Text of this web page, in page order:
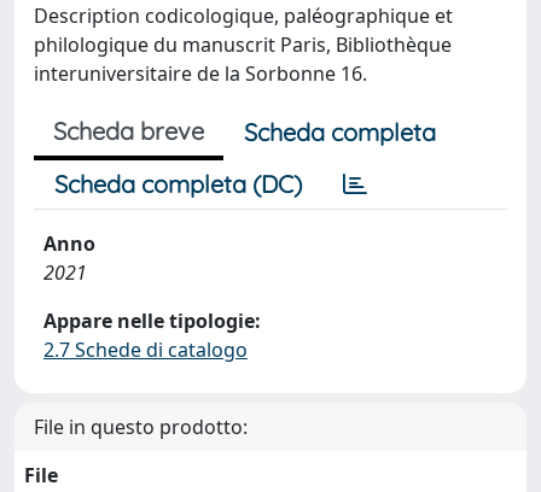
Description codicologique, paléographique et
philologique du manuscrit Paris, Bibliothèque
interuniversitaire de la Sorbonne 16.
Scheda breve
Scheda completa
Scheda completa (DC)
Anno
2021
Appare nelle tipologie:
2.7 Schede di catalogo
File in questo prodotto:
File